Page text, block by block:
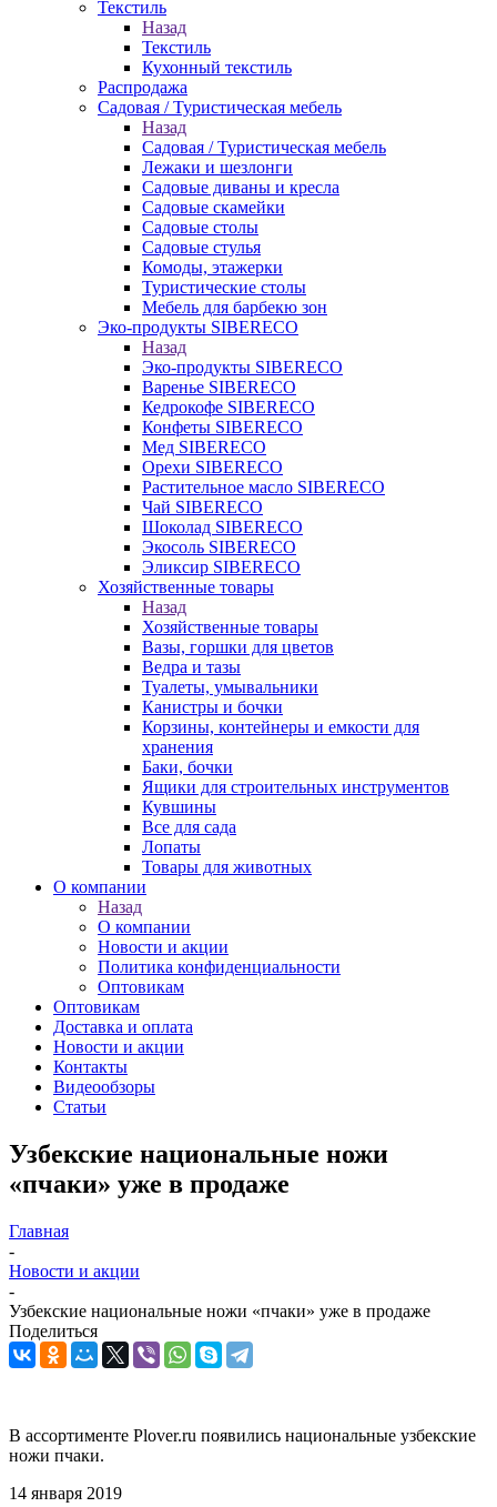
Текстиль
Назад
Текстиль
Кухонный текстиль
Распродажа
Садовая / Туристическая мебель
Назад
Садовая / Туристическая мебель
Лежаки и шезлонги
Садовые диваны и кресла
Садовые скамейки
Садовые столы
Садовые стулья
Комоды, этажерки
Туристические столы
Мебель для барбекю зон
Эко-продукты SIBERECO
Назад
Эко-продукты SIBERECO
Варенье SIBERECO
Кедрокофе SIBERECO
Конфеты SIBERECO
Мед SIBERECO
Орехи SIBERECO
Растительное масло SIBERECO
Чай SIBERECO
Шоколад SIBERECO
Экосоль SIBERECO
Эликсир SIBERECO
Хозяйственные товары
Назад
Хозяйственные товары
Вазы, горшки для цветов
Ведра и тазы
Туалеты, умывальники
Канистры и бочки
Корзины, контейнеры и емкости для
хранения
Баки, бочки
Ящики для строительных инструментов
Кувшины
Все для сада
Лопаты
Товары для животных
О компании
Назад
О компании
Новости и акции
Политика конфиденциальности
Оптовикам
Оптовикам
Доставка и оплата
Новости и акции
Контакты
Видеообзоры
Статьи
Узбекские национальные ножи
«пчаки» уже в продаже
Главная
-
Новости и акции
-
Узбекские национальные ножи «пчаки» уже в продаже
Поделиться
В ассортименте Plover.ru появились национальные узбекские
ножи пчаки.
14 января 2019